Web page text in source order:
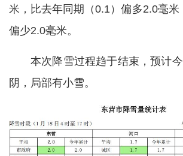
米，比去年同期（0.1）偏多2.0毫米
偏少2.0毫米。
本次降雪过程趋于结束，预计
阴，局部有小雪。